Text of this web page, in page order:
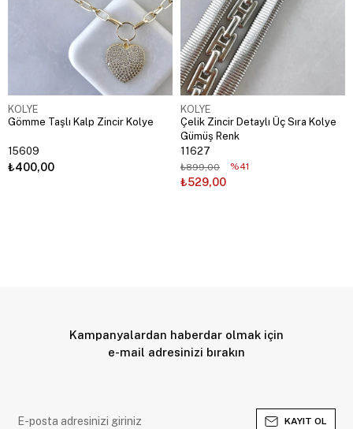
KOLYE
Gömme Taşlı Kalp Zincir Kolye
15609
₺400,00
KOLYE
Çelik Zincir Detaylı Üç Sıra Kolye
Gümüş Renk
11627
₺529,00
₺899,00 %41
Kampanyalardan haberdar olmak için
e-mail adresinizi bırakın
KAYIT OL